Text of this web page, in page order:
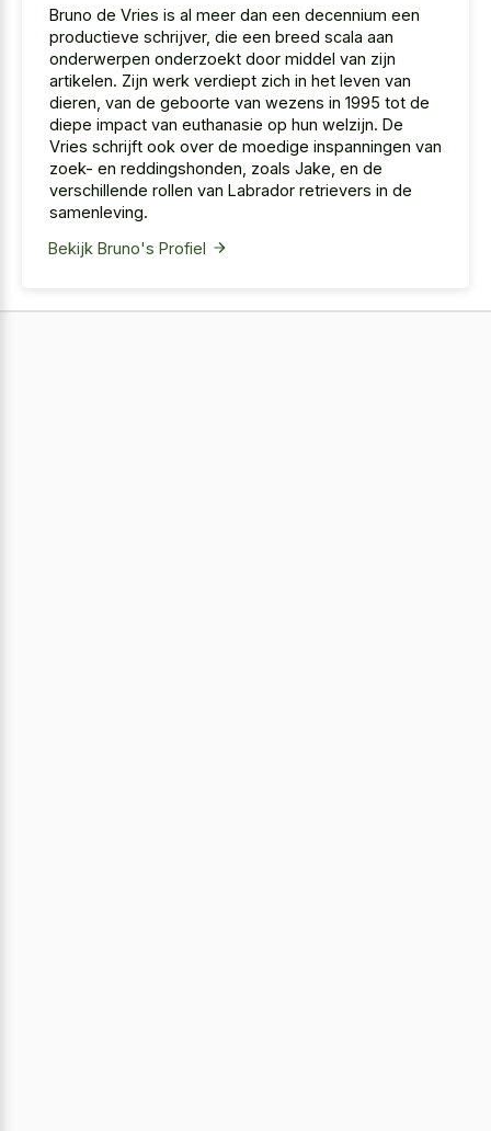
Bruno de Vries is al meer dan een decennium een
productieve schrijver, die een breed scala aan
onderwerpen onderzoekt door middel van zijn
artikelen. Zijn werk verdiept zich in het leven van
dieren, van de geboorte van wezens in 1995 tot de
diepe impact van euthanasie op hun welzijn. De
Vries schrijft ook over de moedige inspanningen van
zoek- en reddingshonden, zoals Jake, en de
verschillende rollen van Labrador retrievers in de
samenleving.
Bekijk Bruno's Profiel